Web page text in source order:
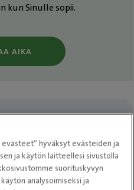
kun Sinulle sopii.
AIKA
hyväksyt evästeiden ja
ja käytön laitteellesi sivustolla
suorituskyvyn
analysoimiseksi ja